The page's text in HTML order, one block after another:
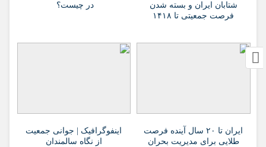
شتابان ایران و بسته شدن
فرصت جمعیتی تا ۱۴۱۸
در چیست؟
ایران تا ۲۰ سال آینده فرصت
طلایی برای مدیریت بحران
اینفوگرافیک | جوانی جمعیت
از نگاه سالمندان